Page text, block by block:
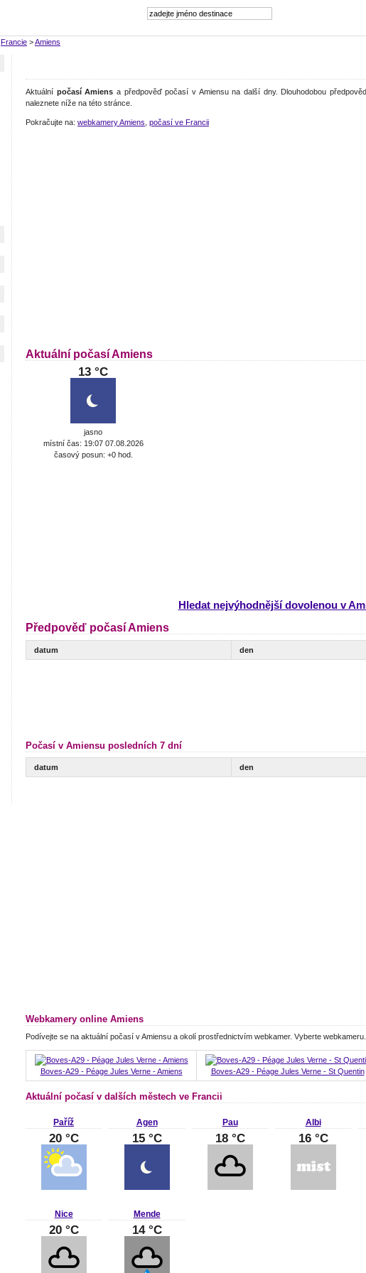
Francie >Amiens
Aktuální počasí Amiens a předpověď počasí v Amiensu na další dny. Dlouhodobou
naleznete níže na této stránce.
Pokračujte na: webkamery Amiens počasí ve Francii
Aktuální počasí Amiens
13 °C
jasno
místní čas: 19:07 07.08.2026
časový posun: +0 hod.
Hledat nejvýhodnější dovolenou v
Předpověď počasí Amiens
datum den
Počasí v Amiensu posledních 7 dní
datum den
Webkamery online Amiens
Podívejte se na aktuální počasí v Amiensu a okolí prostřednictvím webkamer. Vyberte webkameru.
Boves-A29 - Péage Jules Verne - Amiens Boves-A29 - Péage Jules Verne - St Quentin
Aktuální počasí v dalších městech ve Francii
Paříž
20 °C
Agen
15 °C
Pau
18 °C
Albi
16 °C
Nice
20 °C
Mende
14 °C